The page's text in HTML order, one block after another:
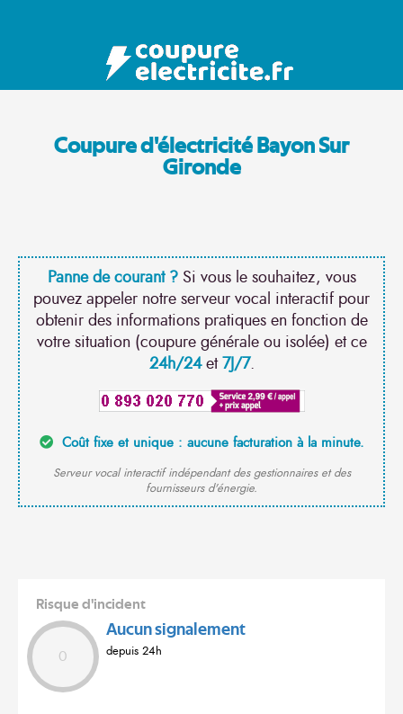
Coupure d'électricité Bayon Sur
Gironde
Panne de courant ?Si vous le souhaitez, vous
pouvez appeler notre serveur vocal interactif pour
obtenir des informations pratiques en fonction de
votre situation (coupure générale ou isolée) et ce
24h/24et7J/7.
Coût fixe et unique : aucune facturation à la minute.
Serveur vocal interactif indépendant des gestionnaires et des
fournisseurs d'énergie.
Risque d'incident
0
Aucun signalement
depuis 24h